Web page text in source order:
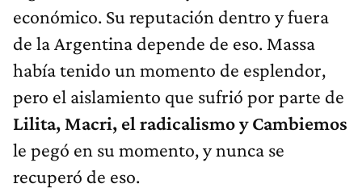
económico. Su reputación dentro y fuera
de la Argentina depende de eso. Massa
había tenido un momento de esplendor,
pero el aislamiento que sufrió por parte de
Lilita, Macri, el radicalismo y Cambiemos
le pegó en su momento, y nunca se
recuperó de eso.